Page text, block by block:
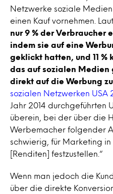
Netzwerke soziale
einen Kauf vornehmen.
nur 9 % der Verbraucher
indem sie auf eine
geklickt hatten, und 11 %
das auf sozialen Medien
direkt auf die Werbung
sozialen Netzwerken USA
Jahr 2014 durchgeführten
überein, bei der über die
Werbemacher folgender
schwierig, für Marketing
[Renditen] festzustellen.“
Wenn man jedoch die
über die direkte